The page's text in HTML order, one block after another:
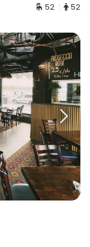
52 52